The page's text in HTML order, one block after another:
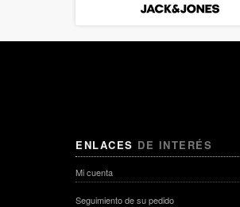
ENLACES DE INTERÉS
Mi cuenta
Seguimiento de su pedido